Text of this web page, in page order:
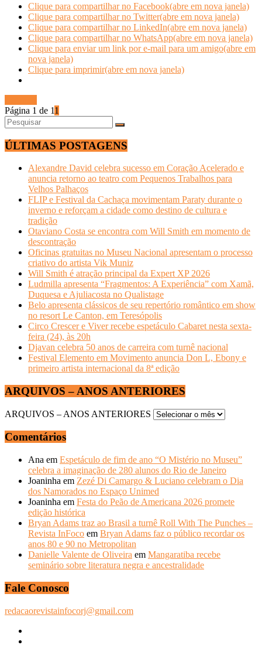
Clique para compartilhar no Facebook(abre em nova janela)
Clique para compartilhar no Twitter(abre em nova janela)
Clique para compartilhar no LinkedIn(abre em nova janela)
Clique para compartilhar no WhatsApp(abre em nova janela)
Clique para enviar um link por e-mail para um amigo(abre em
nova janela)
Clique para imprimir(abre em nova janela)
Página 1 de 11
ÚLTIMAS POSTAGENS
Alexandre David celebra sucesso em Coração Acelerado e
anuncia retorno ao teatro com Pequenos Trabalhos para
Velhos Palhaços
FLIP e Festival da Cachaça movimentam Paraty durante o
inverno e reforçam a cidade como destino de cultura e
tradição
Otaviano Costa se encontra com Will Smith em momento de
descontração
Oficinas gratuitas no Museu Nacional apresentam o processo
criativo do artista Vik Muniz
Will Smith é atração principal da Expert XP 2026
Ludmilla apresenta “Fragmentos: A Experiência” com Xamã,
Duquesa e Ajuliacosta no Qualistage
Belo apresenta clássicos de seu repertório romântico em show
no resort Le Canton, em Teresópolis
Circo Crescer e Viver recebe espetáculo Cabaret nesta sexta-
feira (24), às 20h
Djavan celebra 50 anos de carreira com turnê nacional
Festival Elemento em Movimento anuncia Don L, Ebony e
primeiro artista internacional da 8ª edição
ARQUIVOS – ANOS ANTERIORES
ARQUIVOS – ANOS ANTERIORES
Comentários
Ana em Espetáculo de fim de ano “O Mistério no Museu”
celebra a imaginação de 280 alunos do Rio de Janeiro
Joaninha em Zezé Di Camargo & Luciano celebram o Dia
dos Namorados no Espaço Unimed
Joaninha em Festa do Peão de Americana 2026 promete
edição histórica
Bryan Adams traz ao Brasil a turnê Roll With The Punches –
Revista InFoco em Bryan Adams faz o público recordar os
anos 80 e 90 no Metropolitan
Danielle Valente de Oliveira em Mangaratiba recebe
seminário sobre literatura negra e ancestralidade
Fale Conosco
redacaorevistainfocorj@gmail.com